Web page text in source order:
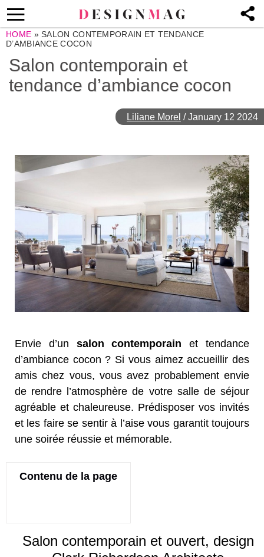
HOME »SALON CONTEMPORAIN ET TENDANCE
D’AMBIANCE COCON
Salon contemporain et
tendance d’ambiance cocon
Liliane Morel /January 12 2024
Envie d’un salon contemporain et tendance
d’ambiance cocon ? Si vous aimez accueillir des
amis chez vous, vous avez probablement envie
de rendre l’atmosphère de votre salle de séjour
agréable et chaleureuse. Prédisposer vos invités
et les faire se sentir à l’aise vous garantit toujours
une soirée réussie et mémorable.
Contenu de la page
Salon contemporain et ouvert, design